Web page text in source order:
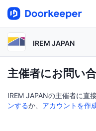
IREM JAPAN
主催者にお問い
IREM JAPANの主催者に直
ンするか、 アカウントを作